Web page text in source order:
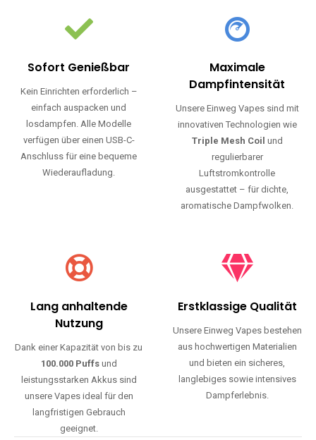
Sofort Genießbar
Kein Einrichten erforderlich –
einfach auspacken und
losdampfen. Alle Modelle
verfügen über einen USB-C-
Anschluss für eine bequeme
Wiederaufladung.
Maximale
Dampfintensität
Unsere Einweg Vapes sind mit
innovativen Technologien wie
Triple Mesh Coil und
regulierbarer
Luftstromkontrolle
ausgestattet – für dichte,
aromatische Dampfwolken.
Lang anhaltende
Nutzung
Dank einer Kapazität von bis zu
100.000 Puffsund
leistungsstarken Akkus sind
unsere Vapes ideal für den
langfristigen Gebrauch
geeignet.
Erstklassige Qualität
Unsere Einweg Vapes bestehen
aus hochwertigen Materialien
und bieten ein sicheres,
langlebiges sowie intensives
Dampferlebnis.